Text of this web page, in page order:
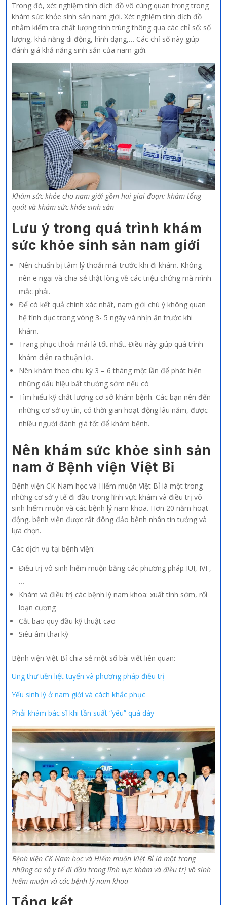
Trong đó, xét nghiệm tinh dịch đồ vô cùng quan trọng trong
khám sức khỏe sinh sản nam giới. Xét nghiệm tinh dịch đồ
nhằm kiểm tra chất lượng tinh trùng thông qua các chỉ số: số
lượng, khả năng di động, hình dạng,… Các chỉ số này giúp
đánh giá khả năng sinh sản của nam giới.
Khám sức khỏe cho nam giới gồm hai giai đoạn: khám tổng
quát và khám sức khỏe sinh sản
Lưu ý trong quá trình khám
sức khỏe sinh sản nam giới
Nên chuẩn bị tâm lý thoải mái trước khi đi khám. Không
nên e ngại và chia sẻ thật lòng về các triệu chứng mà mình
mắc phải.
Để có kết quả chính xác nhất, nam giới chú ý không quan
hệ tình dục trong vòng 3- 5 ngày và nhịn ăn trước khi
khám.
Trang phục thoải mái là tốt nhất. Điều này giúp quá trình
khám diễn ra thuận lợi.
Nên khám theo chu kỳ 3 – 6 tháng một lần để phát hiện
những dấu hiệu bất thường sớm nếu có
Tìm hiểu kỹ chất lượng cơ sở khám bệnh. Các bạn nên đến
những cơ sở uy tín, có thời gian hoạt động lâu năm, được
nhiều người đánh giá tốt để khám bệnh.
Nên khám sức khỏe sinh sản
nam ở Bệnh viện Việt Bỉ
Bệnh viện CK Nam học và Hiếm muộn Việt Bỉ là một trong
những cơ sở y tế đi đầu trong lĩnh vực khám và điều trị vô
sinh hiếm muộn và các bệnh lý nam khoa. Hơn 20 năm hoạt
động, bệnh viện được rất đông đảo bệnh nhân tin tưởng và
lựa chọn.
Các dịch vụ tại bệnh viện:
Điều trị vô sinh hiếm muộn bằng các phương pháp IUI, IVF,
…
Khám và điều trị các bệnh lý nam khoa: xuất tinh sớm, rối
loạn cương
Cắt bao quy đầu kỹ thuật cao
Siêu âm thai kỳ
Bệnh viện Việt Bỉ chia sẻ một số bài viết liên quan:
Ung thư tiền liệt tuyến và phương pháp điều trị
Yếu sinh lý ở nam giới và cách khắc phục
Phải khám bác sĩ khi tần suất “yêu” quá dày
Bệnh viện CK Nam học và Hiếm muộn Việt Bỉ là một trong
những cơ sở y tế đi đầu trong lĩnh vực khám và điều trị vô sinh
hiếm muộn và các bệnh lý nam khoa